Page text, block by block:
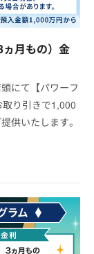
ヵ月もの）金
にて【パワーフ
り引きで1,000
供いたします。